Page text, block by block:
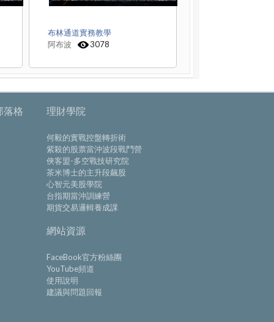
布林通道實務教學
阿布波
3078
落格 理財學院
何毅的實戰控盤轉折術
紫殺的股票當沖波段戰鬥營
俠客盟-多空戰技研究院
茶米博士的主升段飆股
心智元美股學院
台指期當沖訓練營
期貨交易邏輯養成課
網站資源
FaceBook官方粉絲團
YouTube頻道
使用說明
建議與問題回報